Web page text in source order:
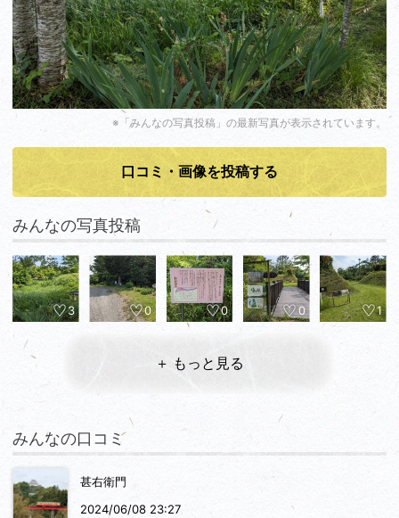
※「みんなの写真投稿」の最新写真が表示されています。
口コミ・画像を投稿する
みんなの写真投稿
3 0 0 0 1
＋ もっと見る
みんなの口コミ
甚右衛門
2024/06/08 23:27